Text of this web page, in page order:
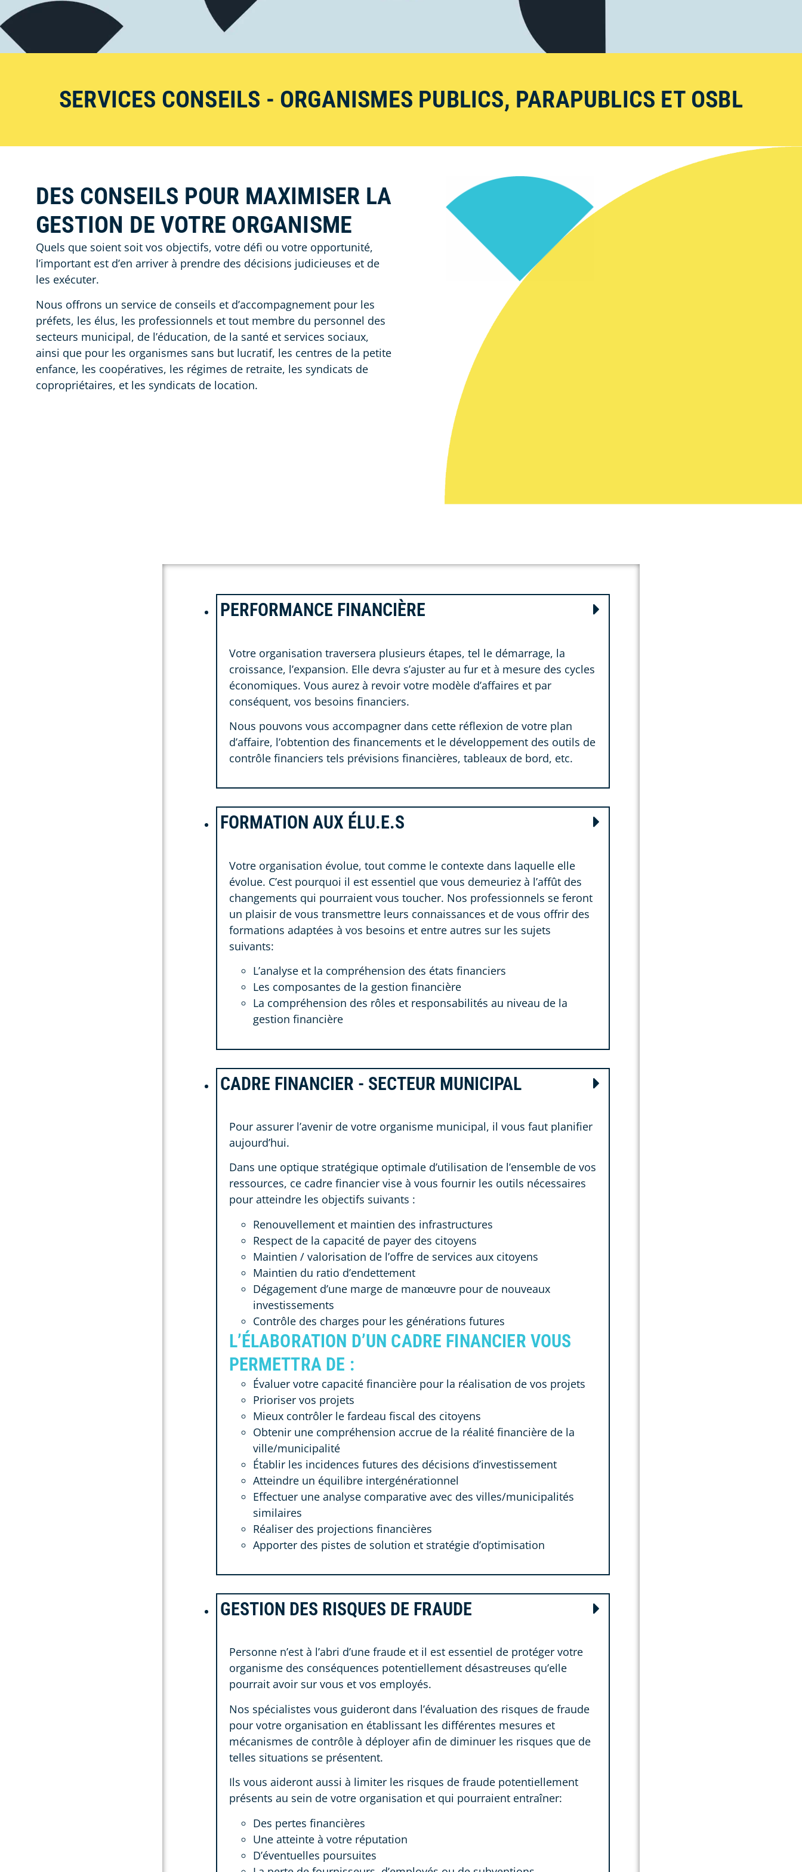
SERVICES CONSEILS - ORGANISMES PUBLICS, PARAPUBLICS ET OSBL
DES CONSEILS POUR MAXIMISER LA
GESTION DE VOTRE ORGANISME
Quels que soient soit vos objectifs, votre défi ou votre opportunité,
l’important est d’en arriver à prendre des décisions judicieuses et de
les exécuter.
Nous offrons un service de conseils et d’accompagnement pour les
préfets, les élus, les professionnels et tout membre du personnel des
secteurs municipal, de l’éducation, de la santé et services sociaux,
ainsi que pour les organismes sans but lucratif, les centres de la petite
enfance, les coopératives, les régimes de retraite, les syndicats de
copropriétaires, et les syndicats de location.
PERFORMANCE FINANCIÈRE
Votre organisation traversera plusieurs étapes, tel le démarrage, la
croissance, l’expansion. Elle devra s’ajuster au fur et à mesure des cycles
économiques. Vous aurez à revoir votre modèle d’affaires et par
conséquent, vos besoins financiers.
Nous pouvons vous accompagner dans cette réflexion de votre plan
d’affaire, l’obtention des financements et le développement des outils de
contrôle financiers tels prévisions financières, tableaux de bord, etc.
FORMATION AUX ÉLU.E.S
Votre organisation évolue, tout comme le contexte dans laquelle elle
évolue. C’est pourquoi il est essentiel que vous demeuriez à l’affût des
changements qui pourraient vous toucher. Nos professionnels se feront
un plaisir de vous transmettre leurs connaissances et de vous offrir des
formations adaptées à vos besoins et entre autres sur les sujets
suivants:
L’analyse et la compréhension des états financiers
Les composantes de la gestion financière
La compréhension des rôles et responsabilités au niveau de la
gestion financière
CADRE FINANCIER - SECTEUR MUNICIPAL
Pour assurer l’avenir de votre organisme municipal, il vous faut planifier
aujourd’hui.
Dans une optique stratégique optimale d’utilisation de l’ensemble de vos
ressources, ce cadre financier vise à vous fournir les outils nécessaires
pour atteindre les objectifs suivants :
Renouvellement et maintien des infrastructures
Respect de la capacité de payer des citoyens
Maintien / valorisation de l’offre de services aux citoyens
Maintien du ratio d’endettement
Dégagement d’une marge de manœuvre pour de nouveaux
investissements
Contrôle des charges pour les générations futures
L’ÉLABORATION D’UN CADRE FINANCIER VOUS
PERMETTRA DE :
Évaluer votre capacité financière pour la réalisation de vos projets
Prioriser vos projets
Mieux contrôler le fardeau fiscal des citoyens
Obtenir une compréhension accrue de la réalité financière de la
ville/municipalité
Établir les incidences futures des décisions d’investissement
Atteindre un équilibre intergénérationnel
Effectuer une analyse comparative avec des villes/municipalités
similaires
Réaliser des projections financières
Apporter des pistes de solution et stratégie d’optimisation
GESTION DES RISQUES DE FRAUDE
Personne n’est à l’abri d’une fraude et il est essentiel de protéger votre
organisme des conséquences potentiellement désastreuses qu’elle
pourrait avoir sur vous et vos employés.
Nos spécialistes vous guideront dans l’évaluation des risques de fraude
pour votre organisation en établissant les différentes mesures et
mécanismes de contrôle à déployer afin de diminuer les risques que de
telles situations se présentent.
Ils vous aideront aussi à limiter les risques de fraude potentiellement
présents au sein de votre organisation et qui pourraient entraîner:
Des pertes financières
Une atteinte à votre réputation
D’éventuelles poursuites